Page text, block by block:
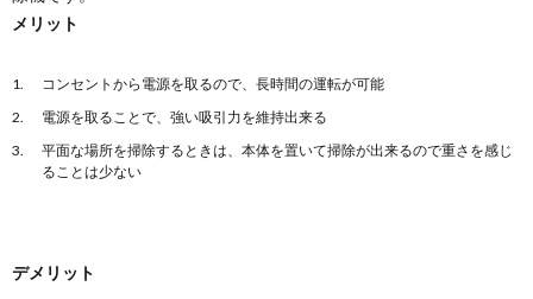
メリット
コンセントから電源を取るので、長時間の運転が可能
電源を取ることで、強い吸引力を維持出来る
平面な場所を掃除するときは、本体を置いて掃除が出来るので重さを感じ
ることは少ない
デメリット